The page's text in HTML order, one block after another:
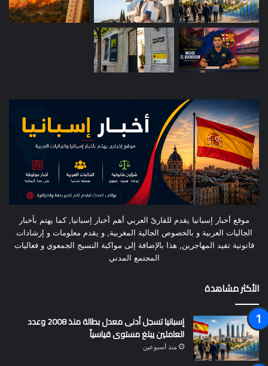
موقع أخبار إسبانيا يقدم للقارىْ العربي أهم أخبار إسبانيا, كما يهتم بأخبار
الجاليات العربية و بالخصوص الجالية المغربية, و يقدم معلومات و إرشادات
قانونية تفيد المهاجرين, هذا بالإضافة إلى مواكبة النسيج الجمعوي و فعاليات
المجتمع المدني
الأكثر مشاهدة
إسبانيا تسجل أدنى معدل بطالة منذ 2008 وعدد
العاملين يبلغ مستوى قياسياً
منذ أسبوعين